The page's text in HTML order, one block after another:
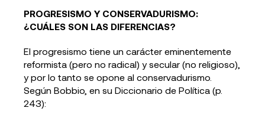
PROGRESISMO Y CONSERVADURISMO:
¿CUÁLES SON LAS DIFERENCIAS?
El progresismo tiene un carácter eminentemente
reformista (pero no radical) y secular (no religioso),
y por lo tanto se opone al conservadurismo.
Según Bobbio, en su Diccionario de Política (p.
243):